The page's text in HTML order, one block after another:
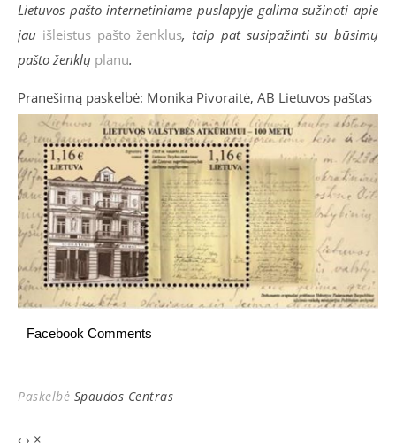
Lietuvos pašto internetiniame puslapyje galima sužinoti apie
jau išleistus pašto ženklus, taip pat susipažinti su būsimų
pašto ženklų planu.
Pranešimą paskelbė: Monika Pivoraitė, AB Lietuvos paštas
Facebook Comments
Paskelbė Spaudos Centras
‹ › ×